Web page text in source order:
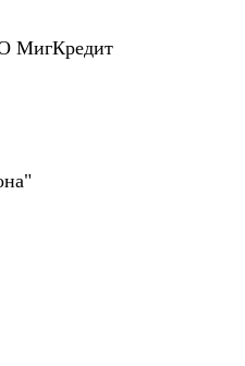
МигКредит